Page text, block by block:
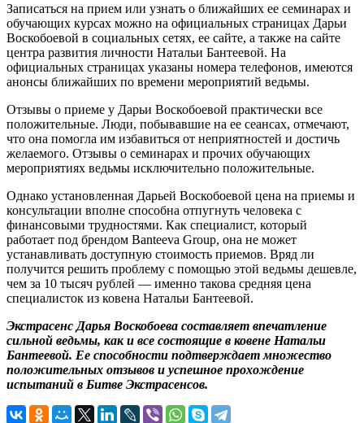
Записаться на прием или узнать о ближайших ее семинарах и
обучающих курсах можно на официальных страницах Дарьи
Воскобоевой в социальных сетях, ее сайте, а также на сайте
центра развития личности Натальи Бантеевой. На
официальных страницах указаны номера телефонов, имеются
анонсы ближайших по времени мероприятий ведьмы.
Отзывы о приеме у Дарьи Воскобоевой практически все
положительные. Люди, побывавшие на ее сеансах, отмечают,
что она помогла им избавиться от неприятностей и достичь
желаемого. Отзывы о семинарах и прочих обучающих
мероприятиях ведьмы исключительно положительные.
Однако установленная Дарьей Воскобоевой цена на приемы и
консультации вполне способна отпугнуть человека с
финансовыми трудностями. Как специалист, который
работает под брендом Banteeva Group, она не может
устанавливать доступную стоимость приемов. Вряд ли
получится решить проблему с помощью этой ведьмы дешевле,
чем за 10 тысяч рублей — именно такова средняя цена
специалисток из ковена Натальи Бантеевой.
Экстрасенс Дарья Воскобоева составляет впечатление
сильной ведьмы, как и все состоящие в ковене Натальи
Бантеевой. Ее способности подтверждает множество
положительных отзывов и успешное прохождение
испытаний в Битве Экстрасенсов.